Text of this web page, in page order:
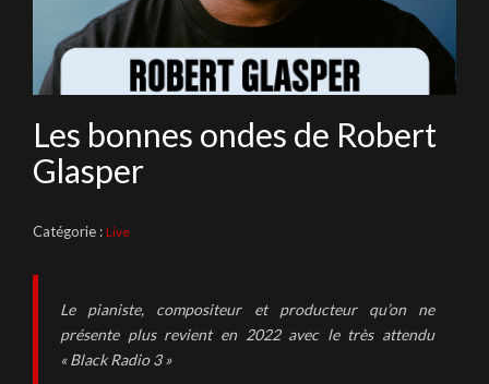
Les bonnes ondes de Robert
Glasper
Catégorie : Live
Le pianiste, compositeur et producteur qu’on ne
présente plus revient en 2022 avec le très attendu
« Black Radio 3 »